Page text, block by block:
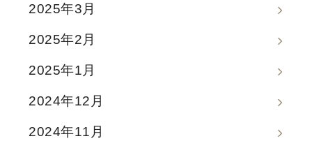
2025年3月
2025年2月
2025年1月
2024年12月
2024年11月